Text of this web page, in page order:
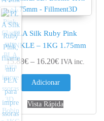
through 14.60€
PLA Silk Ruby Pink
WINKLE – 1KG 1.75mm
15.88€ – 16.20€Price range:
IVA inc.
Adicionar
Vista Rápida